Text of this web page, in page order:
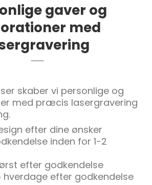
gaver og
med
skaber vi personlige og
med præcis lasergravering
efter dine ønsker
inden for 1-2
efter godkendelse
hverdage efter godkendelse